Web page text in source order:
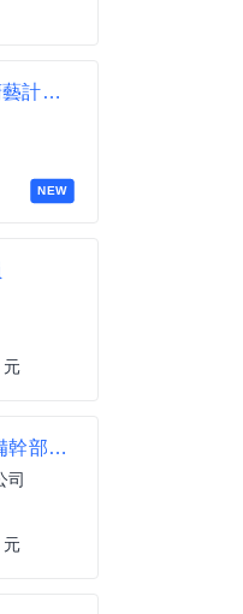
NEW
西堤楠梓後昌新店-廚藝計時人員.
挪威森林(文創館)儲備幹部9H月休8天
司